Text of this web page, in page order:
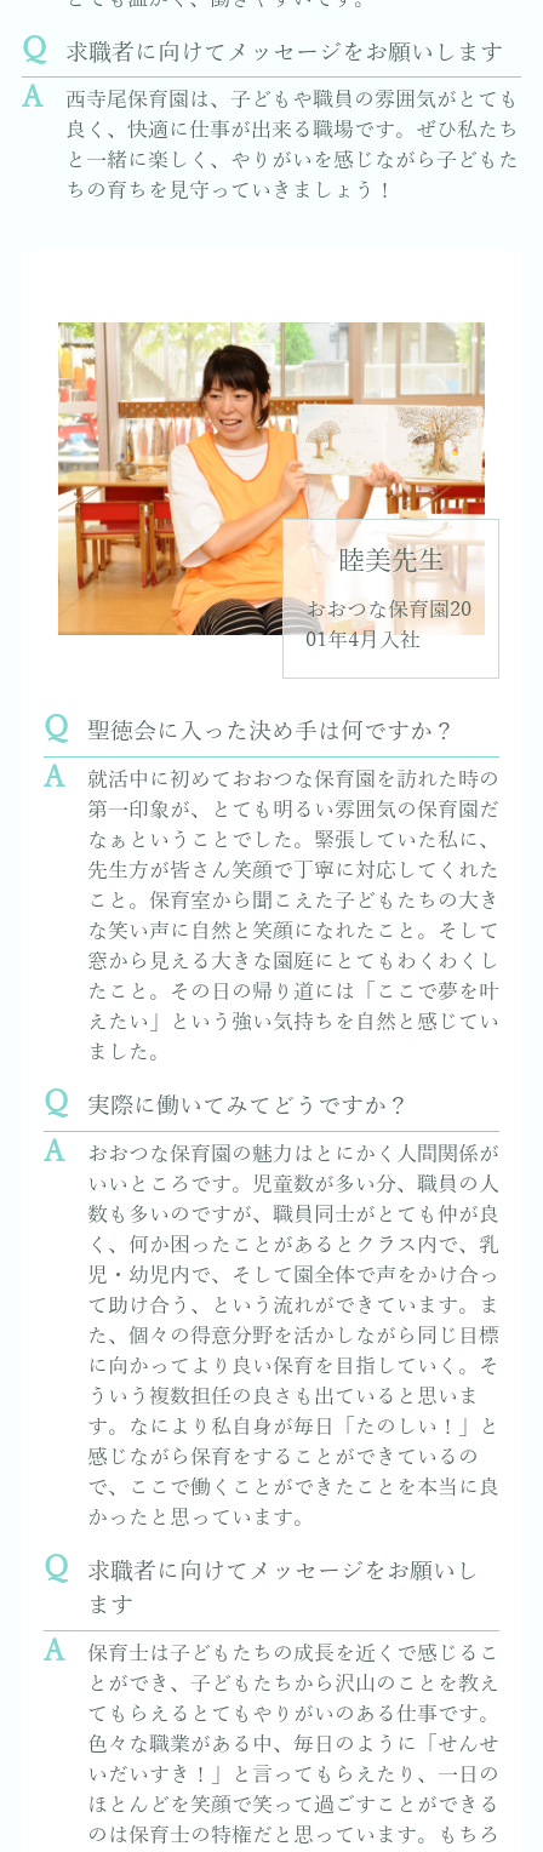
求職者に向けてメッセージをお願いします
西寺尾保育園は、子どもや職員の雰囲気がとても
良く、快適に仕事が出来る職場です。ぜひ私たち
と一緒に楽しく、やりがいを感じながら子どもた
ちの育ちを見守っていきましょう！
睦美先生
おおつな保育園20
01年4月入社
聖徳会に入った決め手は何ですか？
就活中に初めておおつな保育園を訪れた時の
第一印象が、とても明るい雰囲気の保育園だ
なぁということでした。緊張していた私に、
先生方が皆さん笑顔で丁寧に対応してくれた
こと。保育室から聞こえた子どもたちの大き
な笑い声に自然と笑顔になれたこと。そして
窓から見える大きな園庭にとてもわくわくし
たこと。その日の帰り道には「ここで夢を叶
えたい」という強い気持ちを自然と感じてい
ました。
実際に働いてみてどうですか？
おおつな保育園の魅力はとにかく人間関係が
いいところです。児童数が多い分、職員の人
数も多いのですが、職員同士がとても仲が良
く、何か困ったことがあるとクラス内で、乳
児・幼児内で、そして園全体で声をかけ合っ
て助け合う、という流れができています。ま
た、個々の得意分野を活かしながら同じ目標
に向かってより良い保育を目指していく。そ
ういう複数担任の良さも出ていると思いま
す。なにより私自身が毎日「たのしい！」と
感じながら保育をすることができているの
で、ここで働くことができたことを本当に良
かったと思っています。
求職者に向けてメッセージをお願いし
ます
保育士は子どもたちの成長を近くで感じるこ
とができ、子どもたちから沢山のことを教え
てもらえるとてもやりがいのある仕事です。
色々な職業がある中、毎日のように「せんせ
いだいすき！」と言ってもらえたり、一日の
ほとんどを笑顔で笑って過ごすことができる
のは保育士の特権だと思っています。もちろ